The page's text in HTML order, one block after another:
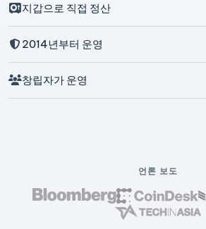
지갑으로 직접 정산
2014년부터 운영
창립자가 운영
언론 보도